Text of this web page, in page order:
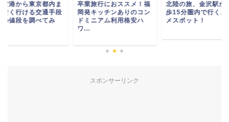
空港から東京都内ま
安く行ける交通手段
の値段を調べてみ
卒業旅行におススメ！福
岡発キッチンありのコン
ドミニアム利用格安ハ
ワ...
北陸の旅、金沢駅か
歩15分圏内で行くお
メスポット！
スポンサーリンク